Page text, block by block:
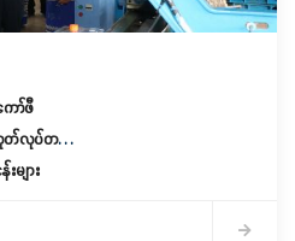
တ်လုပ်တင်ပို့
များ